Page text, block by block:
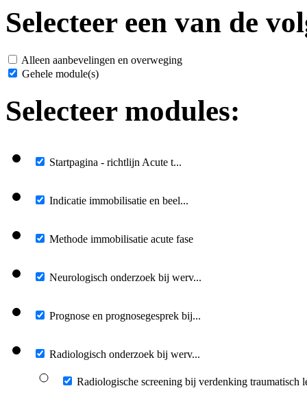
Selecteer een van de
Alleen aanbevelingen en overweging
Gehele module(s)
Selecteer modules:
Startpagina - richtlijn Acute t...
Indicatie immobilisatie en beel...
Methode immobilisatie acute fase
Neurologisch onderzoek bij werv...
Prognose en prognosegesprek bij...
Radiologisch onderzoek bij werv...
Radiologische screening bij verdenking traumatisch